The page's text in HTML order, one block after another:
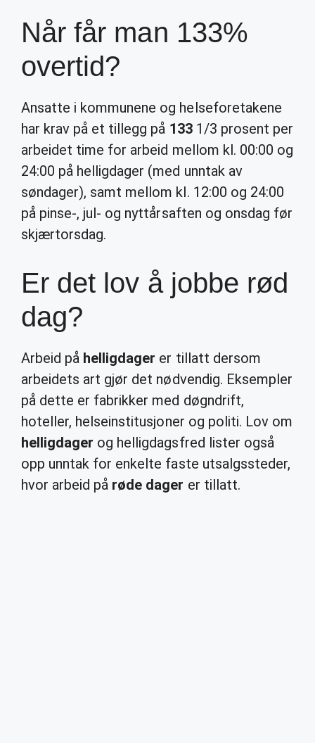
Når får man 133%
overtid?
Ansatte i kommunene og helseforetakene
har krav på et tillegg på 1331/3 prosent per
arbeidet time for arbeid mellom kl. 00:00 og
24:00 på helligdager (med unntak av
søndager), samt mellom kl. 12:00 og 24:00
på pinse-, jul- og nyttårsaften og onsdag før
skjærtorsdag.
Er det lov å jobbe rød
dag?
Arbeid på helligdager er tillatt dersom
arbeidets art gjør det nødvendig. Eksempler
på dette er fabrikker med døgndrift,
hoteller, helseinstitusjoner og politi. Lov om
helligdager og helligdagsfred lister også
opp unntak for enkelte faste utsalgssteder,
hvor arbeid på røde dager er tillatt.